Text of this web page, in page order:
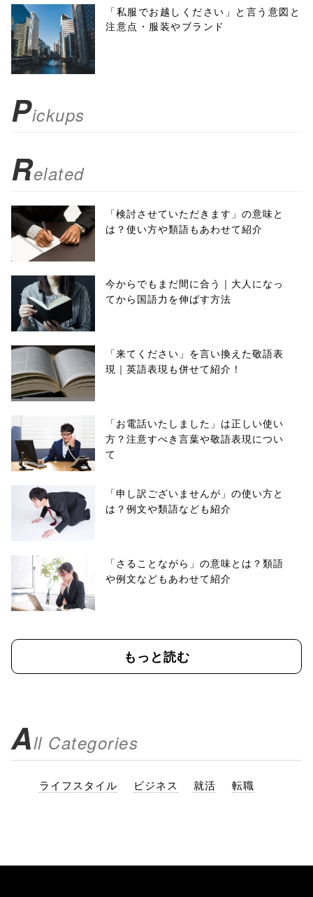
menubar=no,
toolbar=no,
scrollbars=yes'
false;"> シェア
「私服でお越しください」と言う意図と
注意点・服装やブランド
Pickups
Related
「検討させていただきます」の意味と
は？使い方や類語もあわせて紹介
今からでもまだ間に合う｜大人になっ
てから国語力を伸ばす方法
「来てください」を言い換えた敬語表
現｜英語表現も併せて紹介！
「お電話いたしました」は正しい使い
方？注意すべき言葉や敬語表現につい
て
「申し訳ございませんが」の使い方と
は？例文や類語なども紹介
「さることながら」の意味とは？類語
や例文などもあわせて紹介
もっと読む
All Categories
ライフスタイル ビジネス 就活 転職